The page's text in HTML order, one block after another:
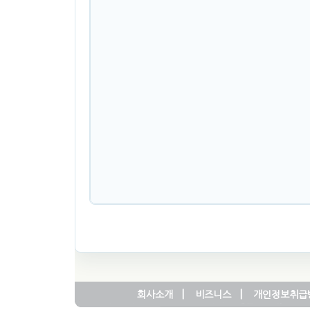
회사소개 비즈니스 개인정보취급